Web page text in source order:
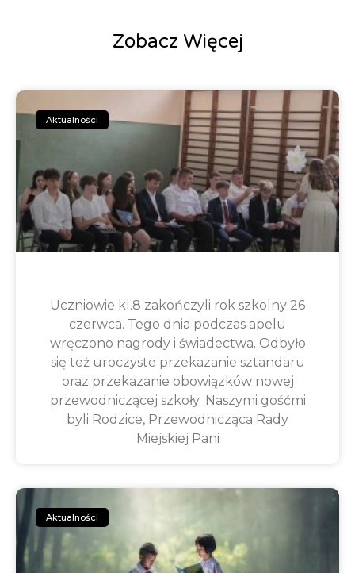
Zobacz Więcej
Aktualności
Uczniowie kl.8 zakończyli rok szkolny 26
czerwca. Tego dnia podczas apelu
wręczono nagrody i świadectwa. Odbyło
się też uroczyste przekazanie sztandaru
oraz przekazanie obowiązków nowej
przewodniczącej szkoły .Naszymi gośćmi
byli Rodzice, Przewodnicząca Rady
Miejskiej Pani
Aktualności